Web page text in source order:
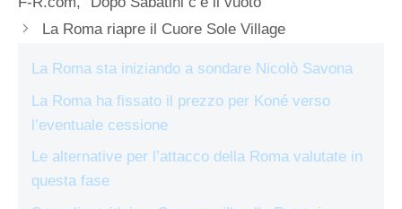
La Roma riapre il Cuore Sole Village
La Roma sta iniziando a sondare Nicolò Savona
La Roma ha fissato il prezzo per Koné verso
l’eventuale cessione
Le alternative per l’attacco della Roma valutate in
questa fase